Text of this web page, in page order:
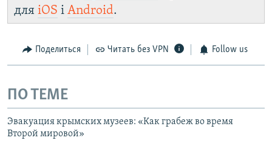
для iOS і Android.
Поделиться Читать без VPN Follow us
ПО ТЕМЕ
Эвакуация крымских музеев: «Как грабеж во время
Второй мировой»